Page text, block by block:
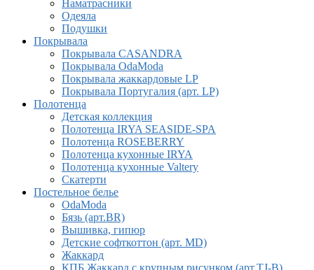
Наматрасники
Одеяла
Подушки
Покрывала
Покрывалa CASANDRA
Покрывала OdaModa
Покрывала жаккардовые LP
Покрывала Португалия (арт. LP)
Полотенца
Детская коллекция
Полотенца IRYA SEASIDE-SPA
Полотенца ROSEBERRY
Полотенца кухонные IRYA
Полотенца кухонные Valtery
Скатерти
Постельное белье
OdaModa
Бязь (арт.BR)
Вышивка, гипюр
Детские софткоттон (арт. MD)
Жаккард
КПБ Жаккард с крупным рисунком (арт.TJ-B)